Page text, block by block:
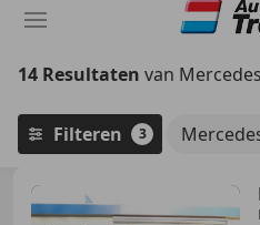
naar
14 Resultaten van
Filteren 3